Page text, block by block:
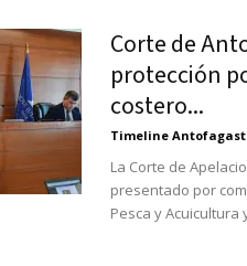
Corte de
protección
costero...
Timeline
La Corte de
presentado por
Pesca y Acuicultura